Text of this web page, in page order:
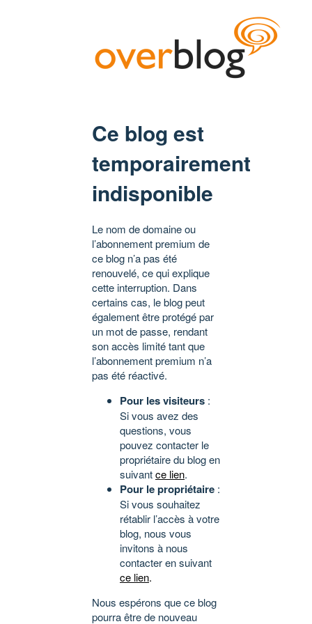
Ce blog est
temporairement
indisponible
Le nom de domaine ou
l’abonnement premium de
ce blog n’a pas été
renouvelé, ce qui explique
cette interruption. Dans
certains cas, le blog peut
également être protégé par
un mot de passe, rendant
son accès limité tant que
l’abonnement premium n’a
pas été réactivé.
Pour les visiteurs :
Si vous avez des
questions, vous
pouvez contacter le
propriétaire du blog en
suivantce lien.
Pour le propriétaire :
Si vous souhaitez
rétablir l’accès à votre
blog, nous vous
invitons à nous
contacter en suivant
ce lien.
Nous espérons que ce blog
pourra être de nouveau